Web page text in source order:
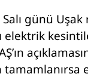
EDENLER
günü Uşak
elektrik
tamamlanırsa